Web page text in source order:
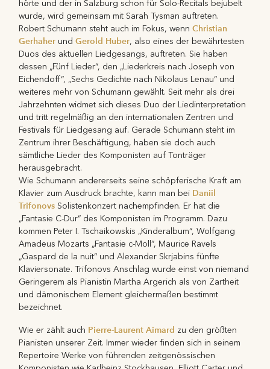
hörte und der in Salzburg schon für Solo-Recitals bejubelt
wurde, wird gemeinsam mit Sarah Tysman auftreten.
Robert Schumann steht auch im Fokus, wennChristian
Gerhaher undGerold Huber, also eines der bewährtesten
Duos des aktuellen Liedgesangs, auftreten. Sie haben
dessen „Fünf Lieder“, den „Liederkreis nach Joseph von
Eichendoff“, „Sechs Gedichte nach Nikolaus Lenau“ und
weiteres mehr von Schumann gewählt. Seit mehr als drei
Jahrzehnten widmet sich dieses Duo der Liedinterpretation
und tritt regelmäßig an den internationalen Zentren und
Festivals für Liedgesang auf. Gerade Schumann steht im
Zentrum ihrer Beschäftigung, haben sie doch auch
sämtliche Lieder des Komponisten auf Tonträger
herausgebracht.
Wie Schumann andererseits seine schöpferische Kraft am
Klavier zum Ausdruck brachte, kann man bei Daniil
Trifonovs Solistenkonzert nachempfinden. Er hat die
„Fantasie C-Dur“ des Komponisten im Programm. Dazu
kommen Peter I. Tschaikowskis „Kinderalbum“, Wolfgang
Amadeus Mozarts „Fantasie c-Moll“, Maurice Ravels
„Gaspard de la nuit“ und Alexander Skrjabins fünfte
Klaviersonate. Trifonovs Anschlag wurde einst von niemand
Geringerem als Pianistin Martha Argerich als von Zartheit
und dämonischem Element gleichermaßen bestimmt
bezeichnet.
Wie er zählt auch Pierre-Laurent Aimard zu den größten
Pianisten unserer Zeit. Immer wieder finden sich in seinem
Repertoire Werke von führenden zeitgenössischen